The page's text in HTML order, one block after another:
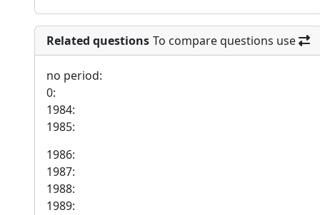
Related questions To compare questions use
no period:
0:
1984:
1985:
1986:
1987:
1988:
1989: